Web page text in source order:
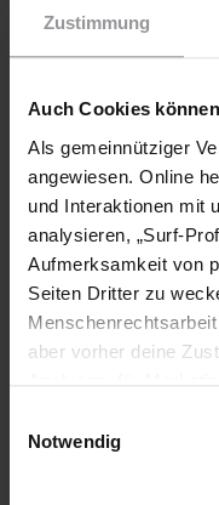
Zustimmung
Auch Cookies
Als gemeinnütziger
angewiesen. Online
und Interaktionen mit
analysieren, „Surf-
Aufmerksamkeit von
Seiten Dritter zu
aber vorher deine
wieder ändern.
Notwendig
Hier findest du die
Twitter
Facebook
Setze dich für die
Beteilige dich an der
Amnesty-Sektion auf